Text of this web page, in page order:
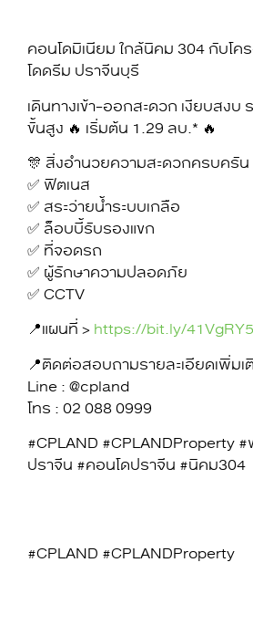
คอนโดมิเนียม ใกล้นิคม 304 กับโค
โดดรีม ปราจีนบุรี
เดินทางเข้า-ออกสะดวก เงียบสง
ขั้นสูง 🔥 เริ่มต้น 1.29 ลบ.* 🔥
🎊 สิ่งอำนวยความสะดวกครบครัน
✅ ฟิตเนส
✅ สระว่ายน้ำระบบเกลือ
✅ ล็อบบี้รับรองแขก
✅ ที่จอดรถ
✅ ผู้รักษาความปลอดภัย
✅ CCTV
📍แผนที่ > https://bit.ly/41VgRY5
📍ติดต่อสอบถามรายละเอียดเพิ่มเ
Line : @cpland
โทร : 02 088 0999
#CPLAND #CPLANDProperty
ปราจีน #คอนโดปราจีน #นิคม304
#CPLAND #CPLANDProperty